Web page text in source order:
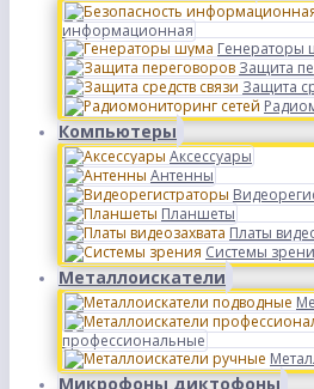
информационная
Генераторы
Защита
Защита
Компьютеры
Аксессуары
Антенны
Планшеты
Платы
Системы
Металлоискатели
профессиональные
Микрофоны диктофоны